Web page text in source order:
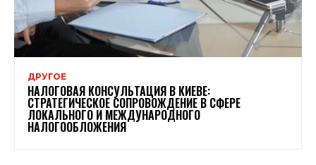
ДРУГОЕ
НАЛОГОВАЯ КОНСУЛЬТАЦИЯ В КИЕВЕ:
СТРАТЕГИЧЕСКОЕ СОПРОВОЖДЕНИЕ В СФЕРЕ
ЛОКАЛЬНОГО И МЕЖДУНАРОДНОГО
НАЛОГООБЛОЖЕНИЯ